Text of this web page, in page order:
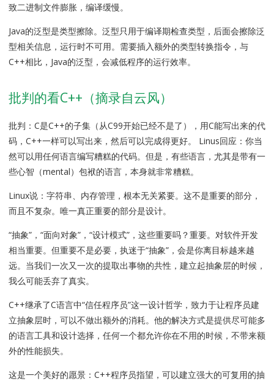
致二进制文件膨胀，编译缓慢。
Java的泛型是类型擦除。泛型只用于编译期检查类型，后面会擦除泛
型相关信息，运行时不可用。需要插入额外的类型转换指令，与
C++相比，Java的泛型，会减低程序的运行效率。
批判的看C++（摘录自云风）
批判：C是C++的子集（从C99开始已经不是了），用C能写出来的代
码，C++一样可以写出来，然后可以完成得更好。 Linus回应：你当
然可以用任何语言编写糟糕的代码。但是，有些语言，尤其是带有一
些心智（mental）包袱的语言，本身就非常糟糕。
Linux说：字符串、内存管理，根本无关紧要。这不是重要的部分，
而且不复杂。唯一真正重要的部分是设计。
“抽象”，“面向对象”，“设计模式”，这些重要吗？重要。对软件开发
相当重要。但重要不是必要，执迷于“抽象”，会是你离目标越来越
远。当我们一次又一次的提取出事物的共性，建立起抽象层的时候，
我么可能丢弃了真实。
C++继承了C语言中“信任程序员”这一设计哲学，致力于让程序员建
立抽象层时，可以不做出额外的消耗。他的解决方式是提供尽可能多
的语言工具和设计选择，任何一个都允许你在不用的时候，不带来额
外的性能损失。
这是一个美好的愿景：C++程序员指望，可以建立强大的可复用的抽